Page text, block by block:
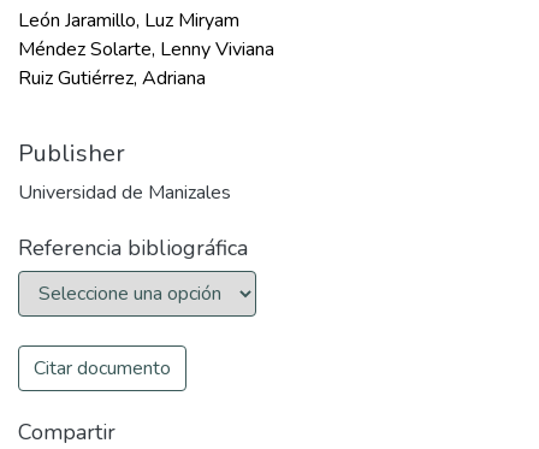
León Jaramillo, Luz Miryam
Méndez Solarte, Lenny Viviana
Ruiz Gutiérrez, Adriana
Publisher
Universidad de Manizales
Referencia bibliográfica
Citar documento
Compartir